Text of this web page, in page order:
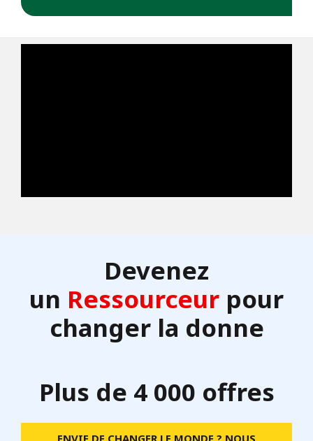
Devenez
un Ressourceur pour
changer la donne
Plus de 4 000 offres
ENVIE DE CHANGER LE MONDE ? NOUS